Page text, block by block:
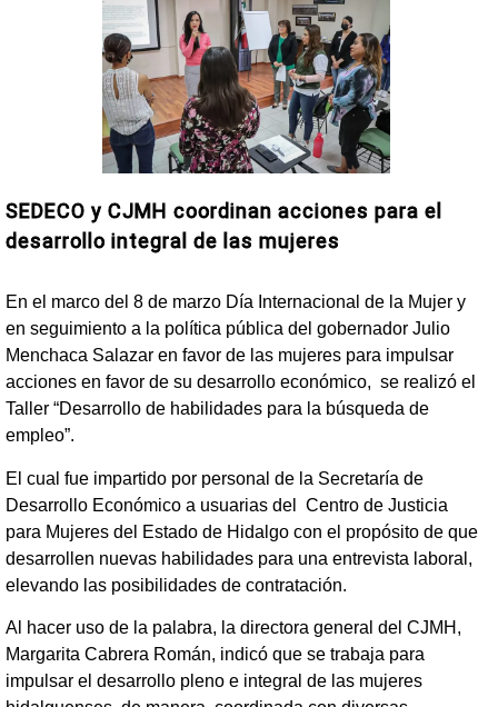
SEDECO y CJMH coordinan acciones para el
desarrollo integral de las mujeres
En el marco del 8 de marzo Día Internacional de la Mujer y
en seguimiento a la política pública del gobernador Julio
Menchaca Salazar en favor de las mujeres para impulsar
acciones en favor de su desarrollo económico, se realizó el
Taller “Desarrollo de habilidades para la búsqueda de
empleo”.
El cual fue impartido por personal de la Secretaría de
Desarrollo Económico a usuarias del Centro de Justicia
para Mujeres del Estado de Hidalgo con el propósito de que
desarrollen nuevas habilidades para una entrevista laboral,
elevando las posibilidades de contratación.
Al hacer uso de la palabra, la directora general del CJMH,
Margarita Cabrera Román, indicó que se trabaja para
impulsar el desarrollo pleno e integral de las mujeres